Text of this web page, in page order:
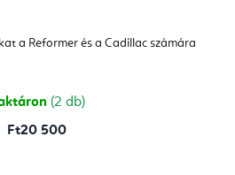
a Reformer és a Cadillac számára
(2 db)
Ft20 500